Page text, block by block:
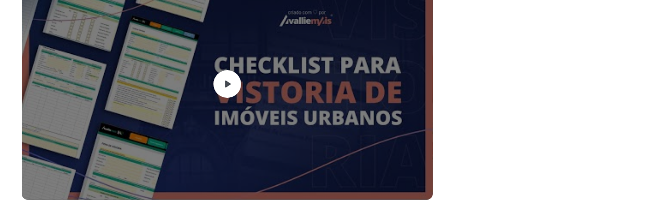
- Esta ferramenta atende as exigências da NBR 14653
- Instruções de acesso à plataforma enviadas por email​
- Uso em até 2 Computadores por Licença​
- Planilha usual para o ambiente online ou offline​
- Planilha para uso no Excel do Windows​​
- Produto Editável (VBA Protegido)​​
- Compatível com Celular e Tablet​​
- Compatível com Windows​​